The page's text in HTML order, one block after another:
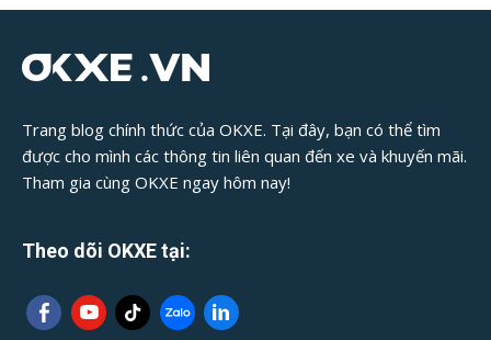
Trang blog chính thức của OKXE. Tại đây, bạn có thể tìm
được cho mình các thông tin liên quan đến xe và khuyến mãi.
Tham gia cùng OKXE ngay hôm nay!
Theo dõi OKXE tại: